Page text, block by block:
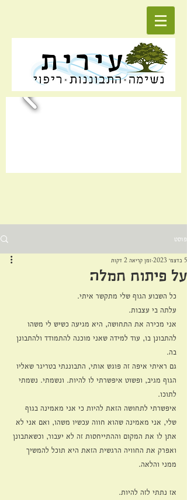
פוסט
על פיתוח חמלה
5 בדצמ׳ 2023 זמן קריאה 2 דקות
כל השבוע הגוף שלי מתקשר איתי.
עלתה בי עצבות.
אני מכירה את התחושה, היא מגיעה כשיש לי משהו
להתבונן בו, עוד למידה שאני מוכנה להתמודד ולהתבונן
בה.
גם ראיתי איפה זה פוגש אותי, התבוננתי בטריגר שאליו
הגוף מגיב, ופשוט איפשרתי לו להיות. ונשמתי. נשמתי
לתוכו.
איפשרתי לתחושה הזאת להיות כי אני מאמינה בגוף
שלי, אני מאמינה שהוא חווה עכשיו משהו, ואם אני לא
אתן לו את המקום וההתייחסות זה לא יעבור, וכשאתבונן
ואפרק את החוויה הרגשית הזאת היא תוכל להמשיך
ממני והלאה.
אז נתתי לזה להיות.